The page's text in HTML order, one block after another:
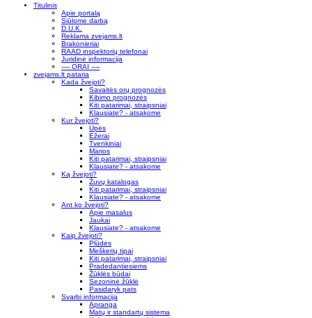
Titulinis
Apie portalą
Siūlome darbą
D.U.K.
Reklama zvejams.lt
Brakonieriai
RAAD inspektorių telefonai
Juridinė informacija
---- ORAI ----
zvejams.lt pataria
Kada žvejoti?
Savaitės orų prognozės
Kibimo prognozės
Kiti patarimai, straipsniai
Klausiate? - atsakome
Kur žvejoti?
Upės
Ežerai
Tvenkiniai
Marios
Kiti patarimai, straipsniai
Klausiate? - atsakome
Ką žvejoti?
Žuvų katalogas
Kiti patarimai, straipsniai
Klausiate? - atsakome
Ant ko žvejoti?
Apie masalus
Jaukai
Klausiate? - atsakome
Kaip žvejoti?
Plūdės
Meškerių tipai
Kiti patarimai, straipsniai
Pradedantiesiems
Žūklės būdai
Sezoninė žūklė
Pasidaryk pats
Svarbi informacija
Apranga
Matų ir standartų sistema